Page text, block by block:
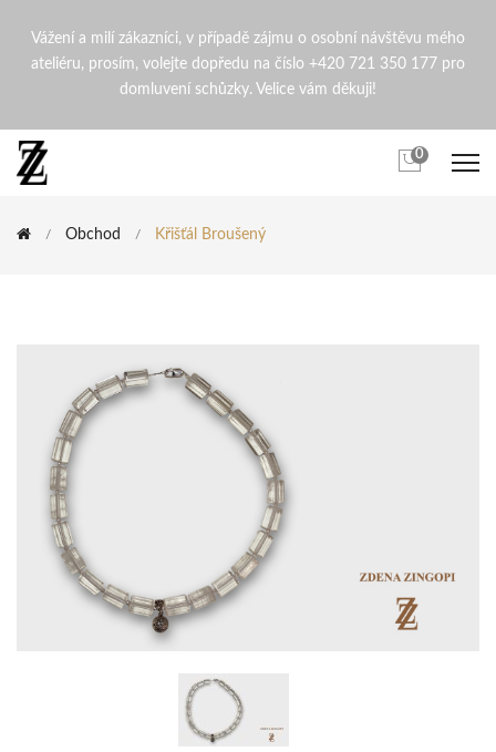
Křišťál broušený |
Vážení a milí zákazníci, v případě zájmu o osobní návštěvu mého
ateliéru, prosím, volejte dopředu na číslo +420 721 350 177 pro
domluvení schůzky. Velice vám děkuji!
0
Obchod Křišťál Broušený